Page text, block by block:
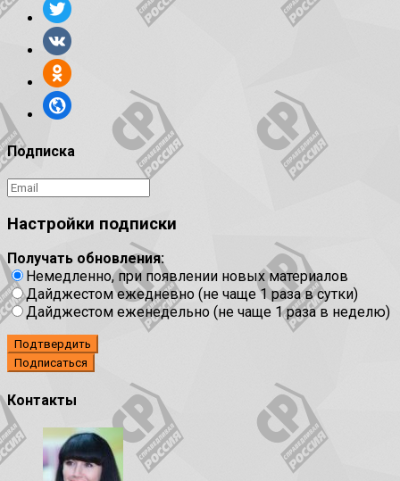
Подписка
Настройки подписки
Получать обновления:
Немедленно, при появлении новых материалов
Дайджестом ежедневно (не чаще 1 раза в сутки)
Дайджестом еженедельно (не чаще 1 раза в неделю)
Подтвердить
Контакты